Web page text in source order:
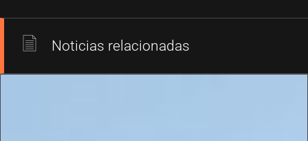
Noticias relacionadas